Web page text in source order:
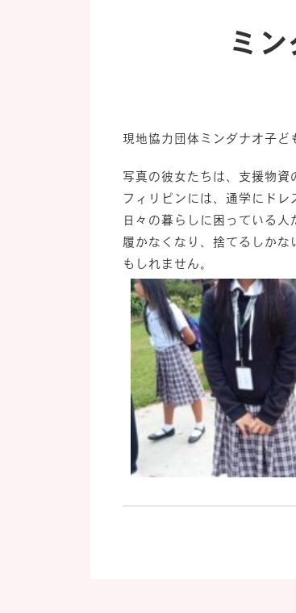
ミ
現地協力団体ミンダナオ子ど
写真の彼女たちは、支援物資
フィリピンには、通学にドレ
日々の暮らしに困っている
履かなくなり、捨てるしか
もしれません。